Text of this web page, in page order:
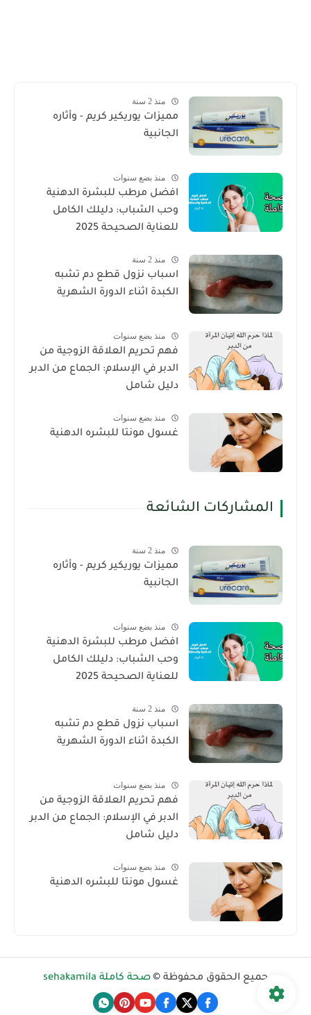
منذ 2 سنة
مميزات يوريكير كريم - وأثاره
الجانبية
منذ بضع سنوات
افضل مرطب للبشرة الدهنية
وحب الشباب: دليلك الكامل
للعناية الصحيحة 2025
منذ 2 سنة
اسباب نزول قطع دم تشبه
الكبدة اثناء الدورة الشهرية
منذ بضع سنوات
فهم تحريم العلاقة الزوجية من
الدبر في الإسلام: الجماع من الدبر
دليل شامل
منذ بضع سنوات
غسول مونتا للبشره الدهنية
المشاركات الشائعة
منذ 2 سنة
مميزات يوريكير كريم - وأثاره
الجانبية
منذ بضع سنوات
افضل مرطب للبشرة الدهنية
وحب الشباب: دليلك الكامل
للعناية الصحيحة 2025
منذ 2 سنة
اسباب نزول قطع دم تشبه
الكبدة اثناء الدورة الشهرية
منذ بضع سنوات
فهم تحريم العلاقة الزوجية من
الدبر في الإسلام: الجماع من الدبر
دليل شامل
منذ بضع سنوات
غسول مونتا للبشره الدهنية
جميع الحقوق محفوظة ©صحة كاملة sehakamila